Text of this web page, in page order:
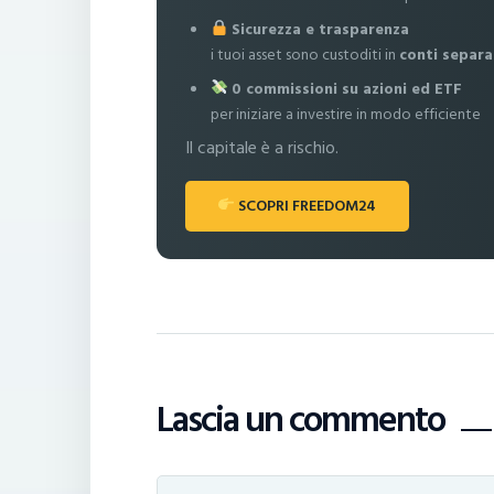
Sicurezza e trasparenza
i tuoi asset sono custoditi in conti
0 commissioni su azioni ed ETF
per iniziare a investire in modo efficiente
Il capitale è a rischio.
SCOPRI FREEDOM24
Lascia un commento